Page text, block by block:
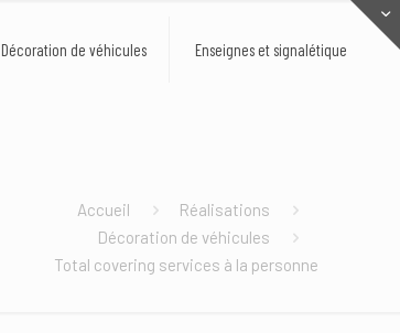
Décoration de véhicules Enseignes et signalétique
Accueil
Réalisations
Décoration de véhicules
Total covering services à la personne